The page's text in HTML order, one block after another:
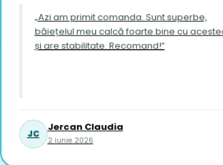
„Azi am primit comanda. Sunt superbe,
băiețelul meu calcă foarte bine cu acestea
și are stabilitate. Recomand!”
JC
Jercan Claudia
2 iunie 2026